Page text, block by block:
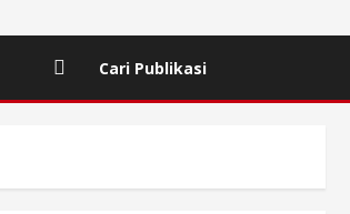
Cari Publikasi